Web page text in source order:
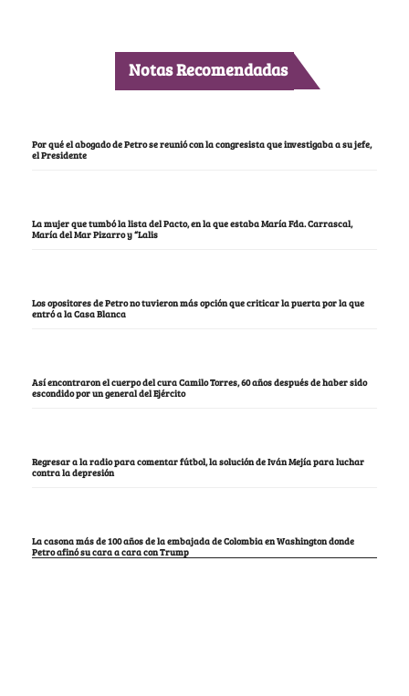
Notas Recomendadas
Por qué el abogado de Petro se reunió con la congresista que investigaba a su jefe,
el Presidente
La mujer que tumbó la lista del Pacto, en la que estaba María Fda. Carrascal,
María del Mar Pizarro y “Lalis
Los opositores de Petro no tuvieron más opción que criticar la puerta por la que
entró a la Casa Blanca
Así encontraron el cuerpo del cura Camilo Torres, 60 años después de haber sido
escondido por un general del Ejército
Regresar a la radio para comentar fútbol, la solución de Iván Mejía para luchar
contra la depresión
La casona más de 100 años de la embajada de Colombia en Washington donde
Petro afinó su cara a cara con Trump